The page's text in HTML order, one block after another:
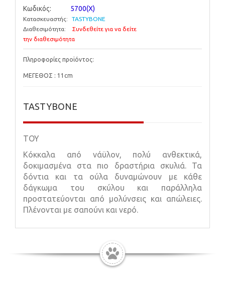
Κωδικός: 5700(X)
Κατασκευαστής:
TASTYBONE
Διαθεσιμότητα:
Συνδεθείτε για να δείτε
την διαθεσιμότητα
Πληροφορίες προϊόντος:
ΜΕΓΕΘΟΣ : 11cm
TASTYBONE
TOY
Κόκκαλα από νάϋλον, πολύ ανθεκτικά,
δοκιμασμένα στα πιο δραστήρια σκυλιά. Τα
δόντια και τα ούλα δυναμώνουν με κάθε
δάγκωμα του σκύλου και παράλληλα
προστατεύονται από μολύνσεις και απώλειες.
Πλένονται με σαπούνι και νερό.